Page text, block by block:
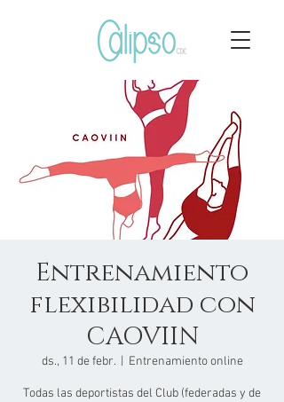
Entrenamiento
flexibilidad con
CAOVIIN
ds., 11 de febr.
  |
Entrenamiento online
Todas las deportistas del Club (federadas y de